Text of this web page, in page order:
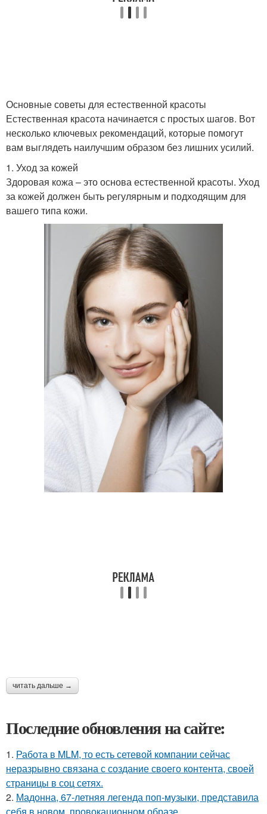
Основные советы для естественной красоты
Естественная красота начинается с простых шагов. Вот
несколько ключевых рекомендаций, которые помогут
вам выглядеть наилучшим образом без лишних усилий.
1. Уход за кожей
Здоровая кожа – это основа естественной красоты. Уход
за кожей должен быть регулярным и подходящим для
вашего типа кожи.
читать дальше →
Последние обновления на сайте:
1. Работа в MLM, то есть сетевой компании сейчас
неразрывно связана с создание своего контента, своей
страницы в соц сетях.
2. Мадонна, 67-летняя легенда поп-музыки, представила